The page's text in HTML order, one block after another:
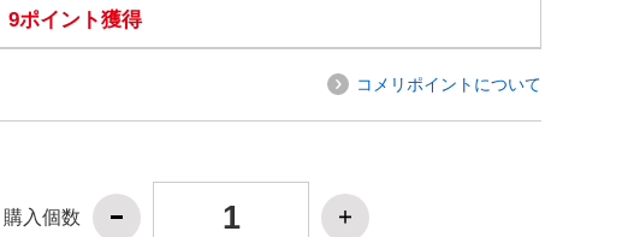
9ポイント獲得
コメリポイントについて
購入個数